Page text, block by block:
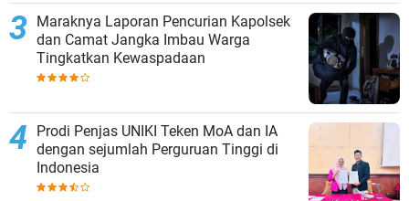
Maraknya Laporan Pencurian Kapolsek
dan Camat Jangka Imbau Warga
Tingkatkan Kewaspadaan
Prodi Penjas UNIKI Teken MoA dan IA
dengan sejumlah Perguruan Tinggi di
Indonesia